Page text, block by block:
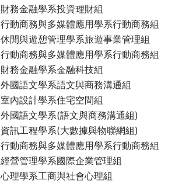
財務金融學系投資理財組
行動商務與多媒體應用學系行動商務組
休閒與遊憩管理學系旅遊事業管理組
行動商務與多媒體應用學系行動商務組
財務金融學系金融科技組
外國語文學系語文與商務溝通組
室內設計學系住宅空間組
外國語文學系(語文與商務溝通組)
資訊工程學系(大數據與物聯網組)
行動商務與多媒體應用學系行動商務組
經營管理學系國際企業管理組
心理學系工商與社會心理組